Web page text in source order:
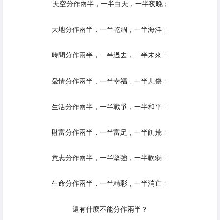
天空分作兩半，一半白天，一半夜晚；
大地分作兩半，一半乾涸，一半海洋；
時間分作兩半，一半過去，一半未來；
愛情分作兩半，一半幸福，一半悲傷；
生活分作兩半，一半戰爭，一半和平；
財富分作兩半，一半富足，一半飢荒；
意志分作兩半，一半堅強，一半軟弱；
生命分作兩半，一半精彩，一半消亡；
還有什麼不能分作兩半？